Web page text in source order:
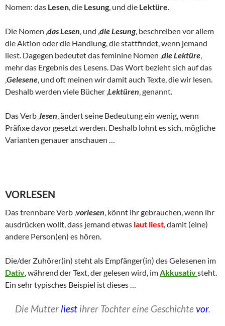
Nomen: das Lesen , die Lesung , und die Lektüre
Die Nomen ‚ das Lesen ‚ und ‚ die Lesung ‚ beschreiben vor allem
die Aktion oder die Handlung, die stattfindet, wenn jemand
liest. Dagegen bedeutet das feminine Nomen ‚ die Lektüre
mehr das Ergebnis des Lesens. Das Wort bezieht sich auf das
Gelesene ‚ und oft meinen wir damit auch Texte, die wir lesen.
Deshalb werden viele Bücher ‚ Lektüren ‚ genannt.
Das Verb ‚ lesen ‚ ändert seine Bedeutung ein wenig, wenn
Präfixe davor gesetzt werden. Deshalb lohnt es sich, mögliche
Varianten genauer anschauen …
VORLESEN
Das trennbare Verb ‚ vorlesen ‚ könnt ihr gebrauchen, wenn ihr
ausdrücken wollt, dass jemand etwas laut liest , damit (eine)
andere Person(en) es hören.
Die/der Zuhörer(in) steht als Empfänger(in) des Gelesenen im
Dativ , während der Text, der gelesen wird, im Akkusativsteht.
Ein sehr typisches Beispiel ist dieses …
Die Mutter liestihrer Tochter eine Geschichtevor.